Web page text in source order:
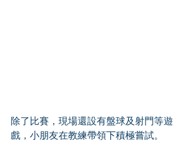
除了比賽，現場還設有盤球及射門等遊
戲，小朋友在教練帶領下積極嘗試。